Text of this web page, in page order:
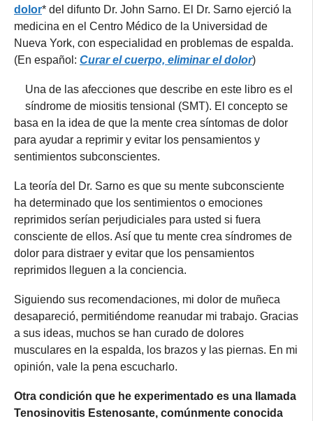
dolor* del difunto Dr. John Sarno. El Dr. Sarno ejerció la
medicina en el Centro Médico de la Universidad de
Nueva York, con especialidad en problemas de espalda.
(En español: Curar el cuerpo, eliminar el dolor)
Una de las afecciones que describe en este libro es el
síndrome de miositis tensional (SMT). El concepto se
basa en la idea de que la mente crea síntomas de dolor
para ayudar a reprimir y evitar los pensamientos y
sentimientos subconscientes.
La teoría del Dr. Sarno es que su mente subconsciente
ha determinado que los sentimientos o emociones
reprimidos serían perjudiciales para usted si fuera
consciente de ellos. Así que tu mente crea síndromes de
dolor para distraer y evitar que los pensamientos
reprimidos lleguen a la conciencia.
Siguiendo sus recomendaciones, mi dolor de muñeca
desapareció, permitiéndome reanudar mi trabajo. Gracias
a sus ideas, muchos se han curado de dolores
musculares en la espalda, los brazos y las piernas. En mi
opinión, vale la pena escucharlo.
Otra condición que he experimentado es una llamada
Tenosinovitis Estenosante, comúnmente conocida